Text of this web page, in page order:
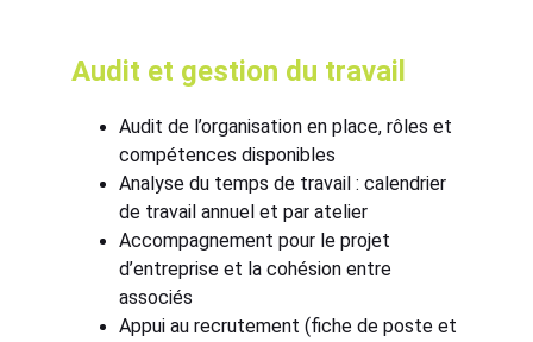
Audit et gestion du travail
Audit de l’organisation en place, rôles et
compétences disponibles
Analyse du temps de travail : calendrier
de travail annuel et par atelier
Accompagnement pour le projet
d’entreprise et la cohésion entre
associés
Appui au recrutement (fiche de poste et